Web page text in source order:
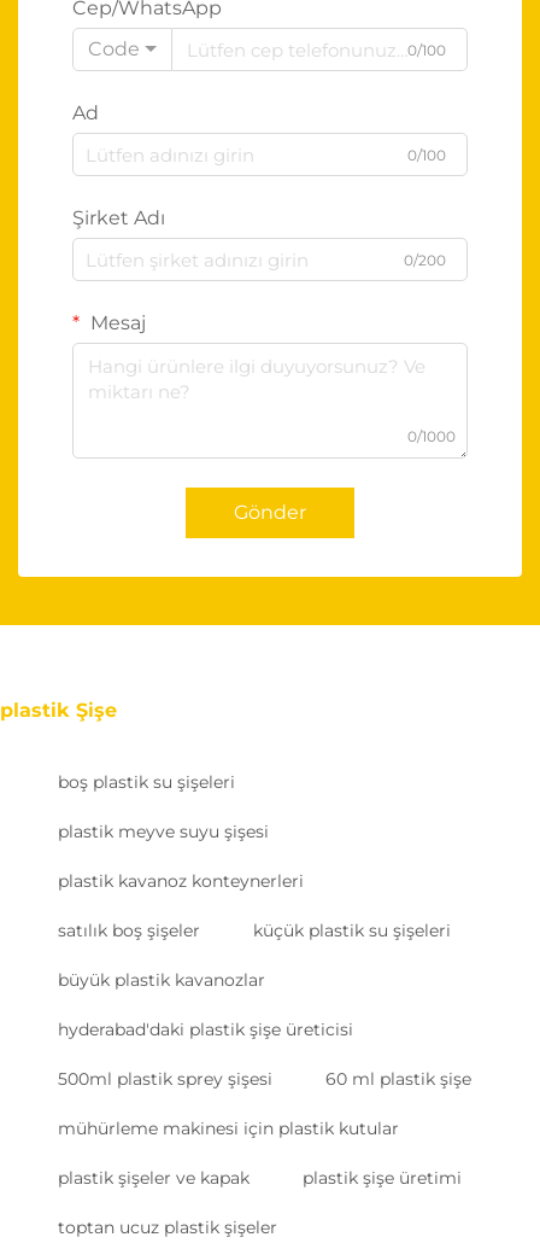
Cep/WhatsApp
Code
0/100
Ad
0/100
Şirket Adı
0/200
Mesaj
0/1000
Gönder
plastik Şişe
boş plastik su şişeleri
plastik meyve suyu şişesi
plastik kavanoz konteynerleri
satılık boş şişeler küçük plastik su şişeleri
büyük plastik kavanozlar
hyderabad'daki plastik şişe üreticisi
500ml plastik sprey şişesi 60 ml plastik şişe
mühürleme makinesi için plastik kutular
plastik şişeler ve kapak plastik şişe üretimi
toptan ucuz plastik şişeler